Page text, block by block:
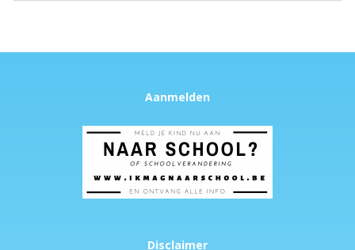
Aanmelden
Disclaimer